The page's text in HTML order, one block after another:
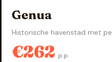
Genua
Historische havenstad met
€262 p.p.